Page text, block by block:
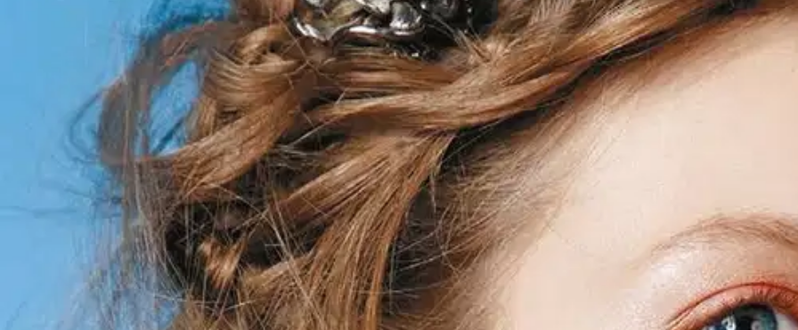
Entrup, Make-up - 50 nopeata meikkiä vaihe vaiheelta -
Asiakasomistajahinta
Hinta ilman S-Etukorttia: 30,50 €
Verkkokaupan hinta
Valitse toimitustapa
Nouto myymälästä
Toimitus
Kotiin tai noutopisteeseenAlk. 0 €
Ilmainen toimitus yli 100 €:n tilauksille Postin pakettiautomaattiin tai